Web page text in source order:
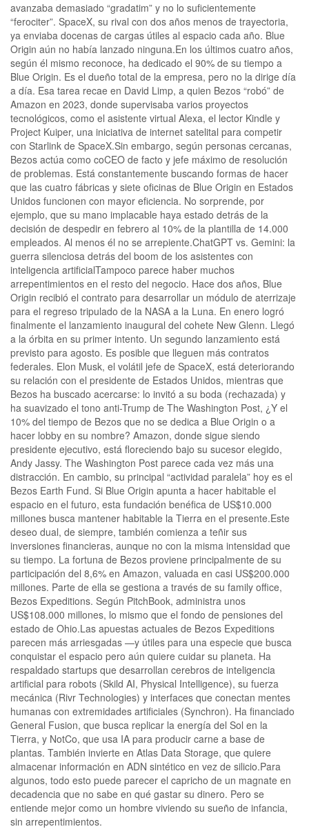
avanzaba demasiado “gradatim” y no lo suficientemente
“ferociter”. SpaceX, su rival con dos años menos de trayectoria,
ya enviaba docenas de cargas útiles al espacio cada año. Blue
Origin aún no había lanzado ninguna.En los últimos cuatro años,
según él mismo reconoce, ha dedicado el 90% de su tiempo a
Blue Origin. Es el dueño total de la empresa, pero no la dirige día
a día. Esa tarea recae en David Limp, a quien Bezos “robó” de
Amazon en 2023, donde supervisaba varios proyectos
tecnológicos, como el asistente virtual Alexa, el lector Kindle y
Project Kuiper, una iniciativa de internet satelital para competir
con Starlink de SpaceX.Sin embargo, según personas cercanas,
Bezos actúa como coCEO de facto y jefe máximo de resolución
de problemas. Está constantemente buscando formas de hacer
que las cuatro fábricas y siete oficinas de Blue Origin en Estados
Unidos funcionen con mayor eficiencia. No sorprende, por
ejemplo, que su mano implacable haya estado detrás de la
decisión de despedir en febrero al 10% de la plantilla de 14.000
empleados. Al menos él no se arrepiente.ChatGPT vs. Gemini: la
guerra silenciosa detrás del boom de los asistentes con
inteligencia artificialTampoco parece haber muchos
arrepentimientos en el resto del negocio. Hace dos años, Blue
Origin recibió el contrato para desarrollar un módulo de aterrizaje
para el regreso tripulado de la NASA a la Luna. En enero logró
finalmente el lanzamiento inaugural del cohete New Glenn. Llegó
a la órbita en su primer intento. Un segundo lanzamiento está
previsto para agosto. Es posible que lleguen más contratos
federales. Elon Musk, el volátil jefe de SpaceX, está deteriorando
su relación con el presidente de Estados Unidos, mientras que
Bezos ha buscado acercarse: lo invitó a su boda (rechazada) y
ha suavizado el tono anti-Trump de The Washington Post, ¿Y el
10% del tiempo de Bezos que no se dedica a Blue Origin o a
hacer lobby en su nombre? Amazon, donde sigue siendo
presidente ejecutivo, está floreciendo bajo su sucesor elegido,
Andy Jassy. The Washington Post parece cada vez más una
distracción. En cambio, su principal “actividad paralela” hoy es el
Bezos Earth Fund. Si Blue Origin apunta a hacer habitable el
espacio en el futuro, esta fundación benéfica de US$10.000
millones busca mantener habitable la Tierra en el presente.Este
deseo dual, de siempre, también comienza a teñir sus
inversiones financieras, aunque no con la misma intensidad que
su tiempo. La fortuna de Bezos proviene principalmente de su
participación del 8,6% en Amazon, valuada en casi US$200.000
millones. Parte de ella se gestiona a través de su family office,
Bezos Expeditions. Según PitchBook, administra unos
US$108.000 millones, lo mismo que el fondo de pensiones del
estado de Ohio.Las apuestas actuales de Bezos Expeditions
parecen más arriesgadas —y útiles para una especie que busca
conquistar el espacio pero aún quiere cuidar su planeta. Ha
respaldado startups que desarrollan cerebros de inteligencia
artificial para robots (Skild AI, Physical Intelligence), su fuerza
mecánica (Rivr Technologies) y interfaces que conectan mentes
humanas con extremidades artificiales (Synchron). Ha financiado
General Fusion, que busca replicar la energía del Sol en la
Tierra, y NotCo, que usa IA para producir carne a base de
plantas. También invierte en Atlas Data Storage, que quiere
almacenar información en ADN sintético en vez de silicio.Para
algunos, todo esto puede parecer el capricho de un magnate en
decadencia que no sabe en qué gastar su dinero. Pero se
entiende mejor como un hombre viviendo su sueño de infancia,
sin arrepentimientos.